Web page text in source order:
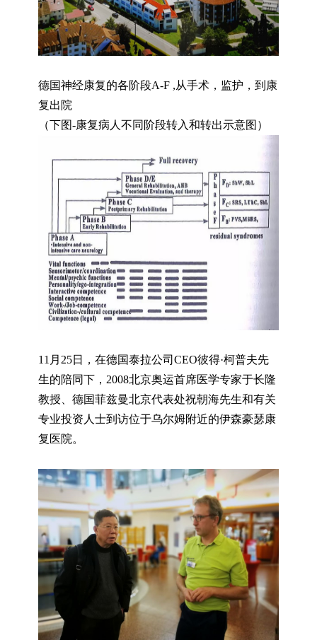
德国神经康复的各阶段A-F ,从手术，监护，到康
复出院
（下图-康复病人不同阶段转入和转出示意图）
11月25日，在德国泰拉公司CEO彼得·柯普夫先
生的陪同下，2008北京奥运首席医学专家于长隆
教授、德国菲兹曼北京代表处祝朝海先生和有关
专业投资人士到访位于乌尔姆附近的伊森豪瑟康
复医院。